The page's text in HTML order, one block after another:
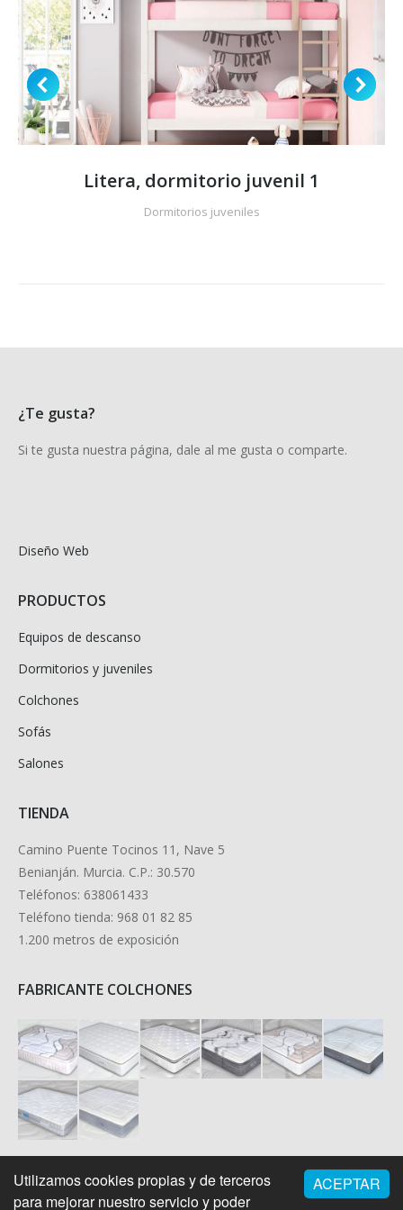
ACEPTAR
Utilizamos cookies propias y de terceros
para mejorar nuestro servicio y poder
Litera, dormitorio juvenil 1
Dormitorios juveniles
¿Te gusta?
Si te gusta nuestra página, dale al me gusta o comparte.
Diseño Web
PRODUCTOS
Equipos de descanso
Dormitorios y juveniles
Colchones
Sofás
Salones
TIENDA
Camino Puente Tocinos 11, Nave 5
Benianján. Murcia. C.P.: 30.570
Teléfonos: 638061433
Teléfono tienda: 968 01 82 85
1.200 metros de exposición
FABRICANTE COLCHONES